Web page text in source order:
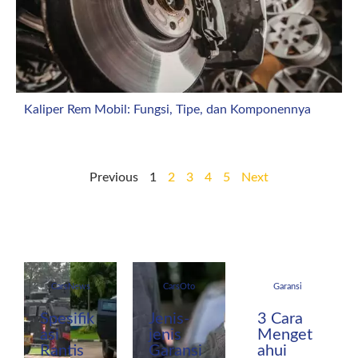
Kaliper Rem Mobil: Fungsi, Tipe, dan Komponennya
Previous 1 2 3 4 5 Next
CarsNews
Spesifik
asi
Rantis
CarsOto
Jenis-
jenis
Garansi
Garansi
3 Cara
Menget
ahui